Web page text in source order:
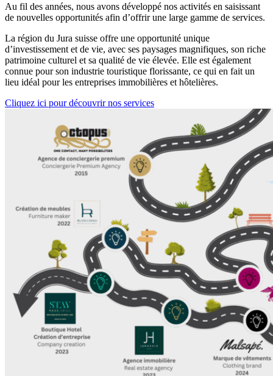
Au fil des années, nous avons développé nos activités en saisissant
de nouvelles opportunités afin d’offrir une large gamme de services.
La région du Jura suisse offre une opportunité unique
d’investissement et de vie, avec ses paysages magnifiques, son riche
patrimoine culturel et sa qualité de vie élevée. Elle est également
connue pour son industrie touristique florissante, ce qui en fait un
lieu idéal pour les entreprises immobilières et hôtelières.
Cliquez ici pour découvrir nos services